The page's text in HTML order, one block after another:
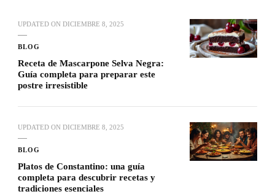
UPDATED ON DICIEMBRE 8, 2025
BLOG
Receta de Mascarpone Selva Negra:
Guía completa para preparar este
postre irresistible
UPDATED ON DICIEMBRE 8, 2025
BLOG
Platos de Constantino: una guía
completa para descubrir recetas y
tradiciones esenciales